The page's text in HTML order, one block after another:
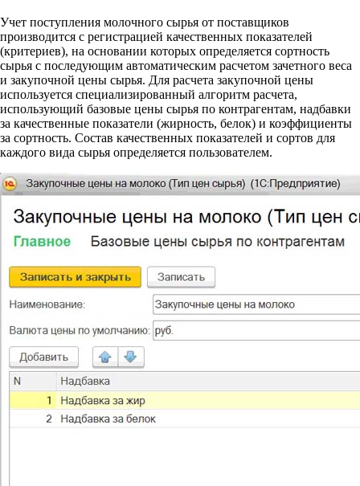
Учет поступления молочного сырья от поставщиков
производится с регистрацией качественных показателей
(критериев), на основании которых определяется сортность
сырья с последующим автоматическим расчетом зачетного веса
и закупочной цены сырья. Для расчета закупочной цены
используется специализированный алгоритм расчета,
использующий базовые цены сырья по контрагентам, надбавки
за качественные показатели (жирность, белок) и коэффициенты
за сортность. Состав качественных показателей и сортов для
каждого вида сырья определяется пользователем.